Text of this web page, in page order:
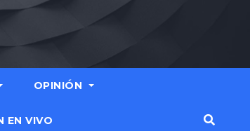
OPINIÓN
EN VIVO